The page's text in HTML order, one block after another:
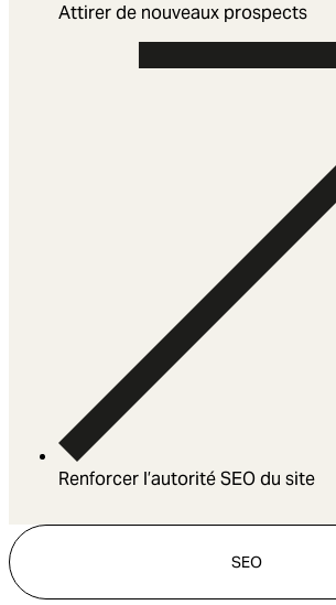
Attirer de nouveaux prospects
Renforcer l’autorité SEO du site
SEO